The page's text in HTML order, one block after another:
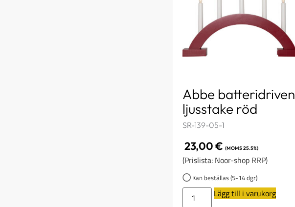
Abbe batteridriven
ljusstake röd
SR-139-05-1
23,00€ (MOMS 25.5%)
(Prislista: Noor-shop RRP)
Kan beställas (5-14 dgr)
Lägg till i varukorg